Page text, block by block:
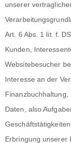
unserer
Art. 6 Abs. 1 lit. f.
Kunden,
Websitebesucher
Interesse an der
Finanzbuchhaltung,
Daten, also
Erbringung unserer